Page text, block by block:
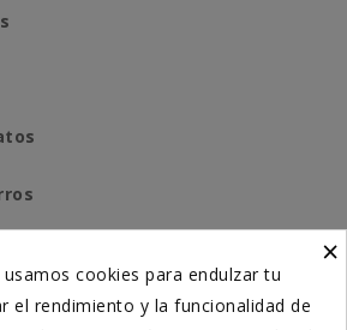
×
usamos cookies para endulzar tu
el rendimiento y la funcionalidad de